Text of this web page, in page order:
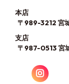
本店
〒989-3212 宮
支店
〒987-0513 宮